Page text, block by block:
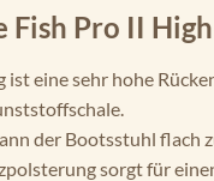
Pro II
eine sehr hohe
der Bootsstuhl flach
sorgt für